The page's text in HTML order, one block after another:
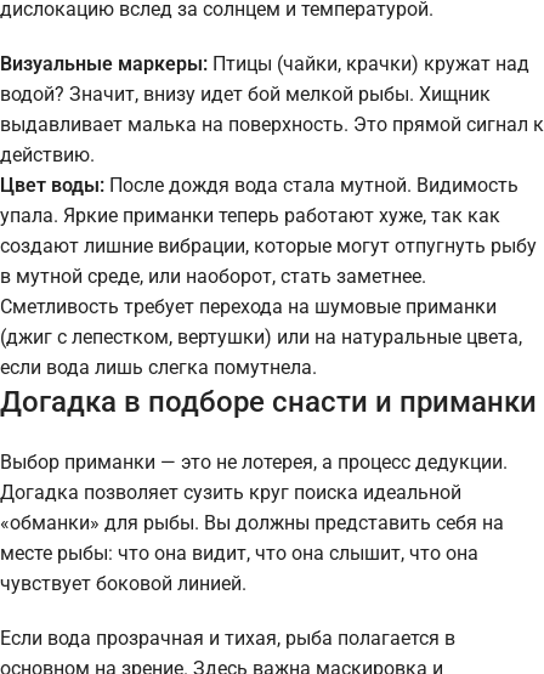
дислокацию вслед за солнцем и температурой.
Визуальные маркеры: Птицы (чайки, крачки) кружат над
водой? Значит, внизу идет бой мелкой рыбы. Хищник
выдавливает малька на поверхность. Это прямой сигнал к
действию.
Цвет воды: После дождя вода стала мутной. Видимость
упала. Яркие приманки теперь работают хуже, так как
создают лишние вибрации, которые могут отпугнуть рыбу
в мутной среде, или наоборот, стать заметнее.
Сметливость требует перехода на шумовые приманки
(джиг с лепестком, вертушки) или на натуральные цвета,
если вода лишь слегка помутнела.
Догадка в подборе снасти и приманки
Выбор приманки — это не лотерея, а процесс дедукции.
Догадка позволяет сузить круг поиска идеальной
«обманки» для рыбы. Вы должны представить себя на
месте рыбы: что она видит, что она слышит, что она
чувствует боковой линией.
Если вода прозрачная и тихая, рыба полагается в
основном на зрение. Здесь важна маскировка и